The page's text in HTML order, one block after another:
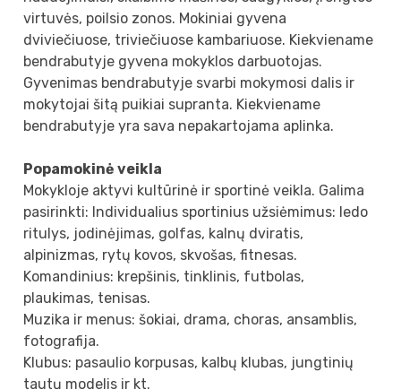
virtuvės, poilsio zonos. Mokiniai gyvena
dviviečiuose, triviečiuose kambariuose. Kiekviename
bendrabutyje gyvena mokyklos darbuotojas.
Gyvenimas bendrabutyje svarbi mokymosi dalis ir
mokytojai šitą puikiai supranta. Kiekviename
bendrabutyje yra sava nepakartojama aplinka.
Popamokinė veikla
Mokykloje aktyvi kultūrinė ir sportinė veikla. Galima
pasirinkti: Individualius sportinius užsiėmimus: ledo
ritulys, jodinėjimas, golfas, kalnų dviratis,
alpinizmas, rytų kovos, skvošas, fitnesas.
Komandinius: krepšinis, tinklinis, futbolas,
plaukimas, tenisas.
Muzika ir menus: šokiai, drama, choras, ansamblis,
fotografija.
Klubus: pasaulio korpusas, kalbų klubas, jungtinių
tautų modelis ir kt.